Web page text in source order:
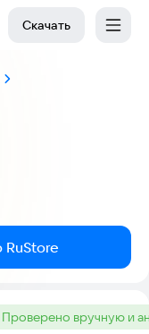
Скачать
:Проверено вручную и